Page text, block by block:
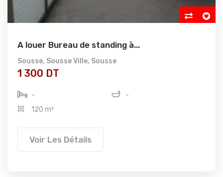
A louer Bureau de standing à...
Sousse, Sousse Ville, Sousse
1 300 DT
-
-
120 m²
Voir Les Détails